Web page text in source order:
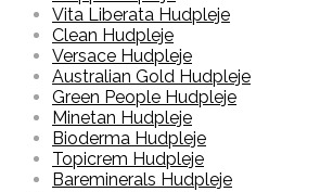
Vita Liberata Hudpleje
Clean Hudpleje
Versace Hudpleje
Australian Gold Hudpleje
Green People Hudpleje
Minetan Hudpleje
Bioderma Hudpleje
Topicrem Hudpleje
Bareminerals Hudpleje